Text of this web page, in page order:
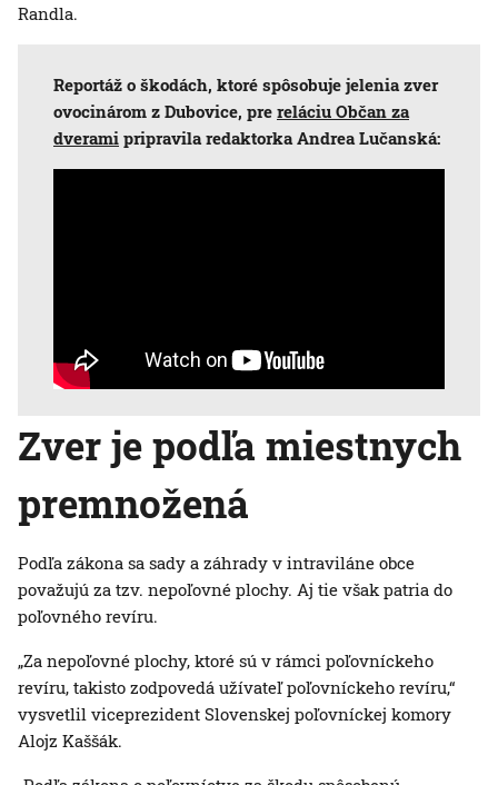
Randla.
Reportáž o škodách, ktoré spôsobuje jelenia zver
ovocinárom z Dubovice, pre reláciu Občan za
dverami pripravila redaktorka Andrea Lučanská:
Zver je podľa miestnych
premnožená
Podľa zákona sa sady a záhrady v intraviláne obce
považujú za tzv. nepoľovné plochy. Aj tie však patria do
poľovného revíru.
„Za nepoľovné plochy, ktoré sú v rámci poľovníckeho
revíru, takisto zodpovedá užívateľ poľovníckeho revíru,“
vysvetlil viceprezident Slovenskej poľovníckej komory
Alojz Kaššák.